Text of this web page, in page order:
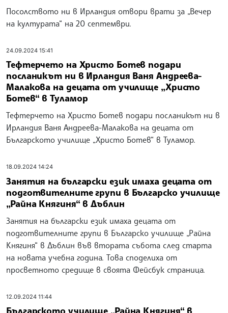
Посолството ни в Ирландия отвори врати за „Вечер
на културата“ на 20 септември.
24.09.2024 15:41
Тефтерчето на Христо Ботев подари
посланикът ни в Ирландия Ваня Андреева-
Малакова на децата от училище „Христо
Ботев“ в Туламор
Тефтерчето на Христо Ботев подари посланикът ни в
Ирландия Ваня Андреева-Малакова на децата от
Българското училище „Христо Ботев“ в Туламор.
18.09.2024 14:24
Занятия на български език имаха децата от
подготвителните групи в Българско училище
„Райна Княгиня“ в Дъблин
Занятия на български език имаха децата от
подготвителните групи в Българско училище „Райна
Княгиня“ в Дъблин във втората събота след старта
на новата учебна година. Това споделиха от
просветното средище в своята Фейсбук страница.
12.09.2024 11:44
Българското училище „Райна Княгиня“ в